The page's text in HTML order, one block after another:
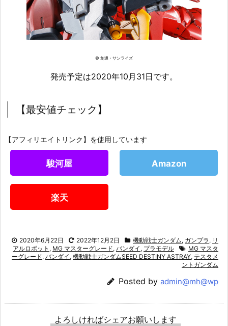
© 創通・サンライズ
発売予定は2020年10月31日です。
【最安値チェック】
【アフィリエイトリンク】を使用しています
駿河屋 Amazon
楽天
2020年6月22日 2022年12月2日 機動戦士ガンダム, ガンプラ , リ
アルロボット , MG マスターグレード, バンダイ , プラモデル
MG マスタ
ーグレード, バンダイ , 機動戦士ガンダムSEED DESTINY ASTRAY, テスタメ
ントガンダム
Posted by admin@mh@wp
よろしければシェアお願いします